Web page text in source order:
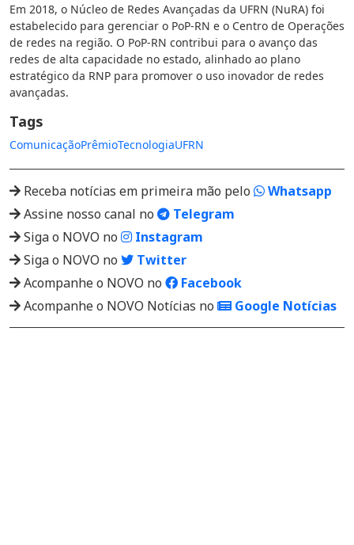
Em 2018, o Núcleo de Redes Avançadas da UFRN (NuRA) foi
estabelecido para gerenciar o PoP-RN e o Centro de Operações
de redes na região. O PoP-RN contribui para o avanço das
redes de alta capacidade no estado, alinhado ao plano
estratégico da RNP para promover o uso inovador de redes
avançadas.
Tags
ComunicaçãoPrêmioTecnologiaUFRN
Receba notícias em primeira mão pelo
Whatsapp
Assine nosso canal no
Telegram
Siga o NOVO no
Instagram
Siga o NOVO no
Twitter
Acompanhe o NOVO no
Facebook
Acompanhe o NOVO Notícias no
Google Notícias